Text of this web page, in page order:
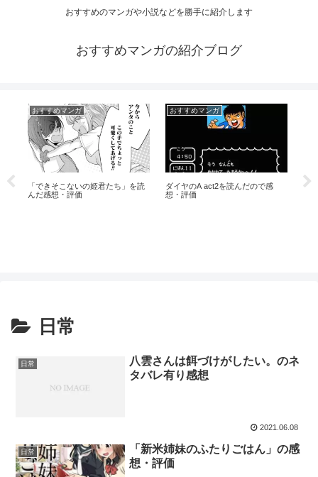
おすすめのマンガや小説などを勝手に紹介します
おすすめマンガの紹介ブログ
おすすめマンガ
「できそこないの姫君たち」を読
んだ感想・評価
おすすめマンガ
ダイヤのA act2を読んだので感
想・評価
日常
日常
八雲さんは餌づけがしたい。のネ
タバレ有り感想
2021.06.08
日常
「新米姉妹のふたりごはん」の感
想・評価